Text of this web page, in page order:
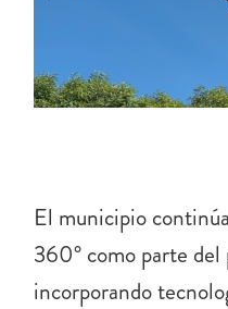
El municipio
360° como parte del
incorporando